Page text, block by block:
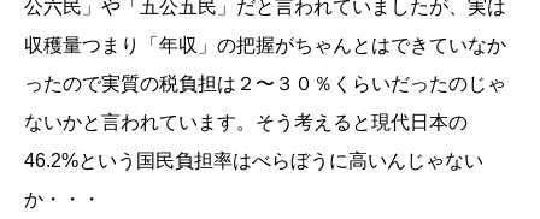
公六民」や「五公五民」だと言われていましたが、実は
収穫量つまり「年収」の把握がちゃんとはできていなか
ったので実質の税負担は２〜３０％くらいだったのじゃ
ないかと言われています。そう考えると現代日本の
46.2%という国民負担率はべらぼうに高いんじゃない
か・・・